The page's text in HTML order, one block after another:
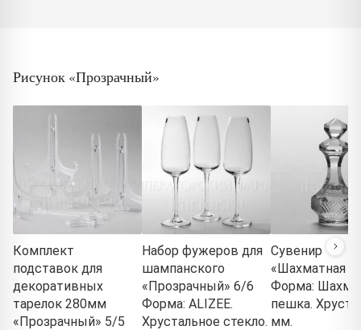
Рисунок «Прозрачный»
Комплект
подставок для
декоративных
тарелок 280мм
«Прозрачный» 5/5
Набор фужеров для
шампанского
«Прозрачный» 6/6
Форма: ALIZEE.
Хрустальное стекло.
Сувенир
«Шахматная
Форма:
пешка.
мм.